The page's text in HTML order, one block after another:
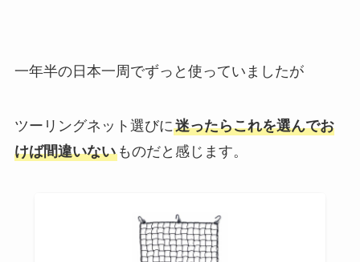
一年半の日本一周でずっと使っていましたが
ツーリングネット選びに迷ったらこれを選んでお
けば間違いないものだと感じます。